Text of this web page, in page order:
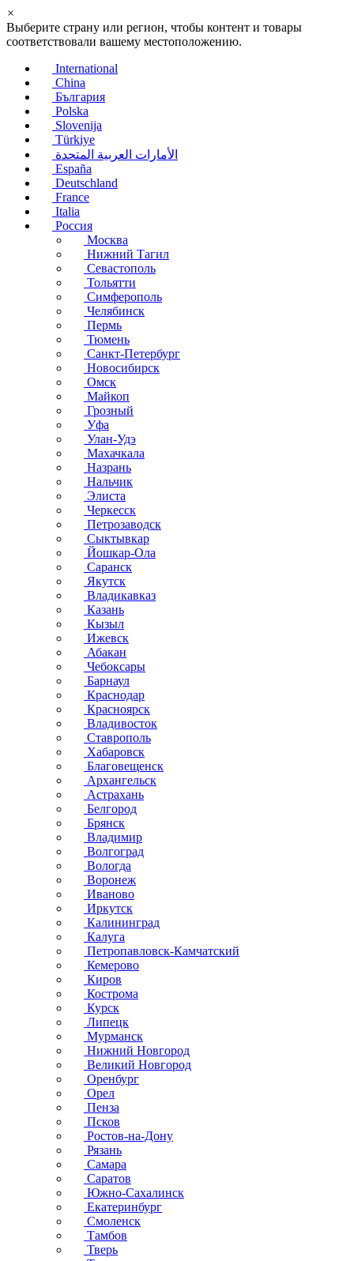
×
Выберите страну или регион, чтобы контент и товары
соответствовали вашему местоположению.
International
China
България
Polska
Slovenija
Türkiye
الأمارات العربية المتحدة
España
Deutschland
France
Italia
Россия
Москва
Нижний Тагил
Севастополь
Тольятти
Симферополь
Челябинск
Пермь
Тюмень
Санкт-Петербург
Новосибирск
Омск
Майкоп
Грозный
Уфа
Улан-Удэ
Махачкала
Назрань
Нальчик
Элиста
Черкесск
Петрозаводск
Сыктывкар
Йошкар-Ола
Саранск
Якутск
Владикавказ
Казань
Кызыл
Ижевск
Абакан
Чебоксары
Барнаул
Краснодар
Красноярск
Владивосток
Ставрополь
Хабаровск
Благовещенск
Архангельск
Астрахань
Белгород
Брянск
Владимир
Волгоград
Вологда
Воронеж
Иваново
Иркутск
Калининград
Калуга
Петропавловск-Камчатский
Кемерово
Киров
Кострома
Курск
Липецк
Мурманск
Нижний Новгород
Великий Новгород
Оренбург
Орел
Пенза
Псков
Ростов-на-Дону
Рязань
Самара
Саратов
Южно-Сахалинск
Екатеринбург
Смоленск
Тамбов
Тверь